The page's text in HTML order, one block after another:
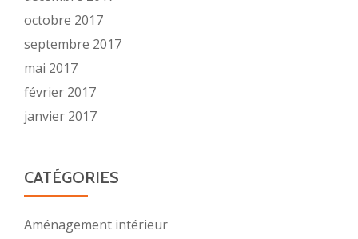
octobre 2017
septembre 2017
mai 2017
février 2017
janvier 2017
CATÉGORIES
Aménagement intérieur